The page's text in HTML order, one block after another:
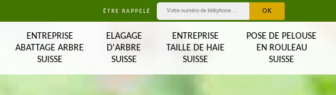
ÊTRE RAPPELÉ
ENTREPRISE
ABATTAGE ARBRE
SUISSE
ELAGAGE
D'ARBRE
SUISSE
ENTREPRISE
TAILLE DE HAIE
SUISSE
POSE DE PELOUSE
EN ROULEAU
SUISSE